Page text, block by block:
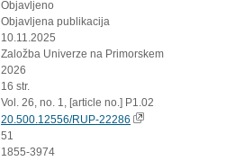
Objavljeno
Objavljena publikacija
10.11.2025
Založba Univerze na Primorskem
2026
16 str.
Vol. 26, no. 1, [article no.] P1.02
20.500.12556/RUP-22286
51
1855-3974